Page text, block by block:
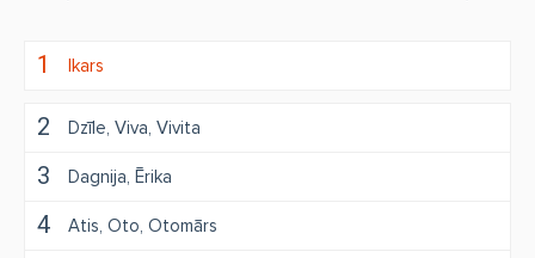
1 Ikars
2 Dzīle Viva Vivita
3 Dagnija Ērika
4 Atis Oto Otomārs